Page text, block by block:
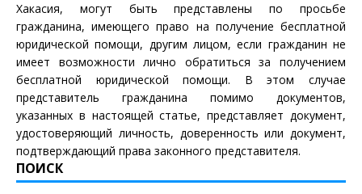
Хакасия, могут быть представлены по просьбе
гражданина, имеющего право на получение бесплатной
юридической помощи, другим лицом, если гражданин не
имеет возможности лично обратиться за получением
бесплатной юридической помощи. В этом случае
представитель гражданина помимо документов,
указанных в настоящей статье, представляет документ,
удостоверяющий личность, доверенность или документ,
подтверждающий права законного представителя.
ПОИСК